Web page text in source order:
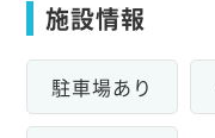
施設情報
駐車場あり